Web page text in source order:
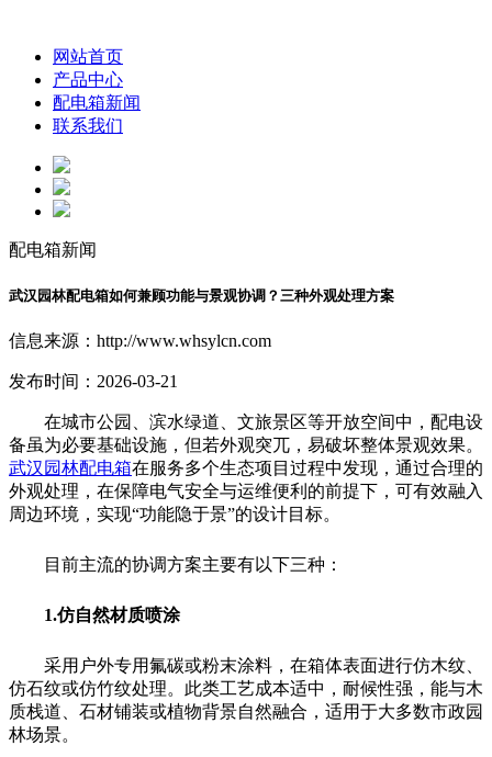
网站首页
产品中心
配电箱新闻
联系我们
配电箱新闻
武汉园林配电箱如何兼顾功能与景观协调？三种外观处理方案
信息来源：http://www.whsylcn.com
发布时间：2026-03-21
在城市公园、滨水绿道、文旅景区等开放空间中，配电设
备虽为必要基础设施，但若外观突兀，易破坏整体景观效果。
武汉园林配电箱在服务多个生态项目过程中发现，通过合理的
外观处理，在保障电气安全与运维便利的前提下，可有效融入
周边环境，实现“功能隐于景”的设计目标。
目前主流的协调方案主要有以下三种：
1.仿自然材质喷涂
采用户外专用氟碳或粉末涂料，在箱体表面进行仿木纹、
仿石纹或仿竹纹处理。此类工艺成本适中，耐候性强，能与木
质栈道、石材铺装或植物背景自然融合，适用于大多数市政园
林场景。